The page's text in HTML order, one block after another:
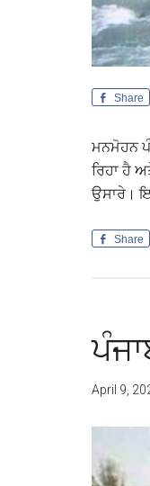
Share
ਮਨਮੋਹਨ
ਰਿਹਾ ਹੈ
ਉਸਾਰੇ।
Share
April 9,